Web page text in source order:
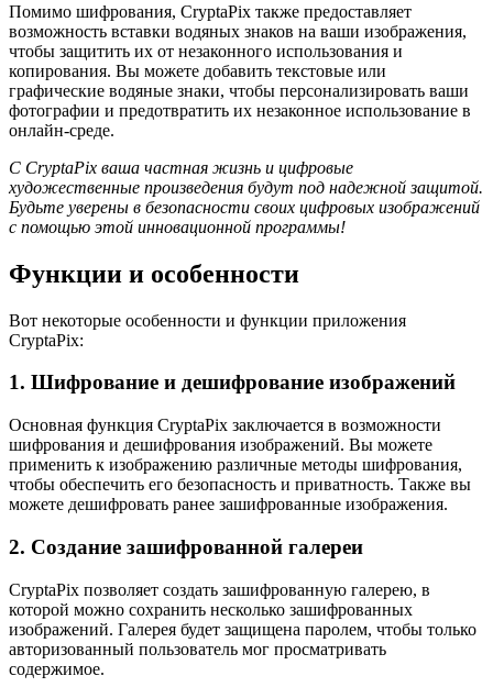
Помимо шифрования, CryptaPix также предоставляет
возможность вставки водяных знаков на ваши изображения,
чтобы защитить их от незаконного использования и
копирования. Вы можете добавить текстовые или
графические водяные знаки, чтобы персонализировать ваши
фотографии и предотвратить их незаконное использование в
онлайн-среде.
С CryptaPix ваша частная жизнь и цифровые
художественные произведения будут под надежной защитой.
Будьте уверены в безопасности своих цифровых изображений
с помощью этой инновационной программы!
Функции и особенности
Вот некоторые особенности и функции приложения
CryptaPix:
1. Шифрование и дешифрование изображений
Основная функция CryptaPix заключается в возможности
шифрования и дешифрования изображений. Вы можете
применить к изображению различные методы шифрования,
чтобы обеспечить его безопасность и приватность. Также вы
можете дешифровать ранее зашифрованные изображения.
2. Создание зашифрованной галереи
CryptaPix позволяет создать зашифрованную галерею, в
которой можно сохранить несколько зашифрованных
изображений. Галерея будет защищена паролем, чтобы только
авторизованный пользователь мог просматривать
содержимое.